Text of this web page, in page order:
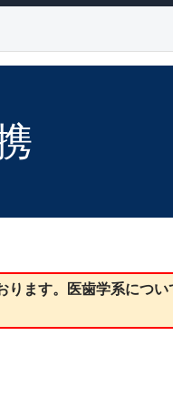
ます。医歯学系につい